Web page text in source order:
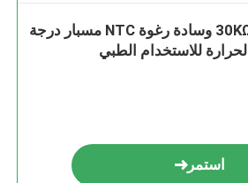
30KΩ وسادة رغوة NTC مسبار درجة
الحرارة للاستخدام الطبي
استمر